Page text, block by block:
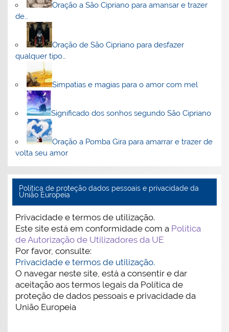
Oração a São Cipriano para amansar e trazer
de…
Oração de São Cipriano para desfazer
qualquer tipo…
Simpatias e magias para o amor com mel
Significado dos sonhos segundo São Cipriano
Oração a Pomba Gira para amarrar e trazer de
volta seu amor
Politica de proteção dados pessoais e privacidade da
União Europeia
Privacidade e termos de utilização.
Este site está em conformidade com a Política
de Autorização de Utilizadores da UE
Por favor, consulte:
Privacidade e termos de utilização.
O navegar neste site, está a consentir e dar
aceitação aos termos legais da Política de
proteção de dados pessoais e privacidade da
União Europeia